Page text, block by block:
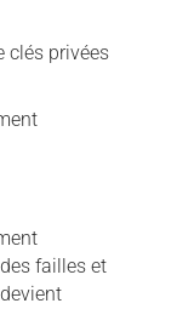
clés privées
failles et